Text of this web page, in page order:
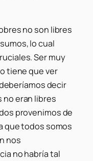
no son libres
lo cual
Ser muy
tiene que ver
decir
eran libres
provenimos de
que todos somos
nos
no habría tal